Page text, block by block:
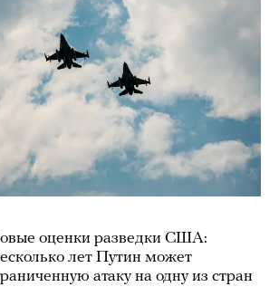
оценки разведки США:
лет Путин может
атаку на одну из стран